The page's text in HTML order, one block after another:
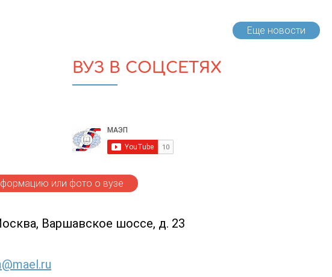
Еще новости
ВУЗ В СОЦСЕТЯХ
или фото о вузе
Варшавское шоссе, д. 23